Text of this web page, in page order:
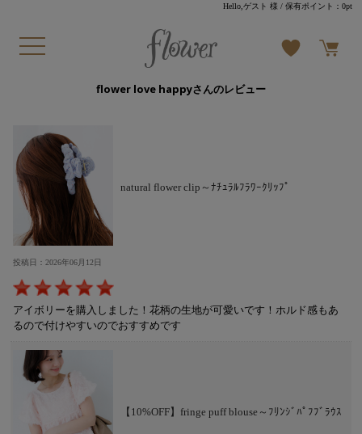
Hello,ゲスト 様 / 保有ポイント：0pt
flower love happyさんのレビュー
natural flower clip～ﾅﾁｭﾗﾙﾌﾗﾜｰｸﾘｯﾌﾟ
投稿日：2026年06月12日
アイボリーを購入しました！花柄の生地が可愛いです！ホルド感もあ
るので付けやすいのでおすすめです
【10%OFF】fringe puff blouse～ﾌﾘﾝｼﾞﾊﾟﾌﾌﾞﾗｳｽ